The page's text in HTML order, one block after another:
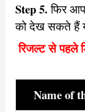
Step 5. फिर
को देख सकते हैं
रिजल्ट से पहले
Name of